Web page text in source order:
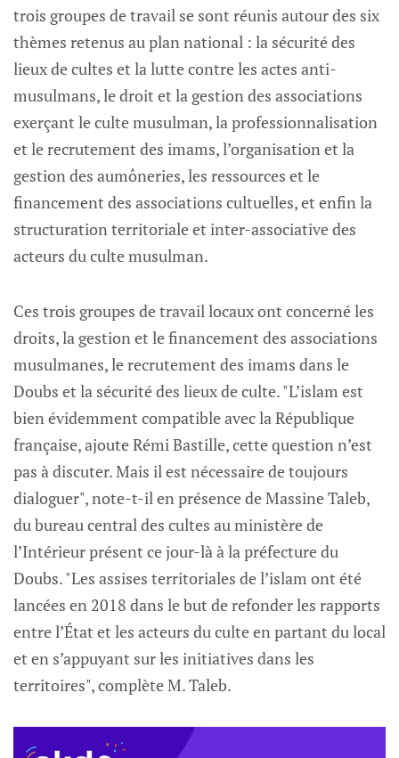
trois groupes de travail se sont réunis autour des six
thèmes retenus au plan national : la sécurité des
lieux de cultes et la lutte contre les actes anti-
musulmans, le droit et la gestion des associations
exerçant le culte musulman, la professionnalisation
et le recrutement des imams, l’organisation et la
gestion des aumôneries, les ressources et le
financement des associations cultuelles, et enfin la
structuration territoriale et inter-associative des
acteurs du culte musulman.
Ces trois groupes de travail locaux ont concerné les
droits, la gestion et le financement des associations
musulmanes, le recrutement des imams dans le
Doubs et la sécurité des lieux de culte. "L’islam est
bien évidemment compatible avec la République
française, ajoute Rémi Bastille, cette question n’est
pas à discuter. Mais il est nécessaire de toujours
dialoguer", note-t-il en présence de Massine Taleb,
du bureau central des cultes au ministère de
l’Intérieur présent ce jour-là à la préfecture du
Doubs. "Les assises territoriales de l’islam ont été
lancées en 2018 dans le but de refonder les rapports
entre l’État et les acteurs du culte en partant du local
et en s’appuyant sur les initiatives dans les
territoires", complète M. Taleb.